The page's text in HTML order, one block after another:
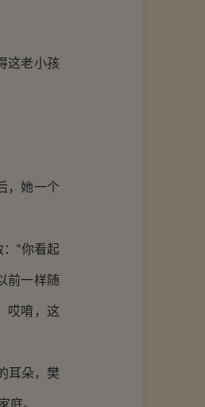
这老小孩
，她一个
“你看起
前一样随
哎唷，这
耳朵，樊
庭。